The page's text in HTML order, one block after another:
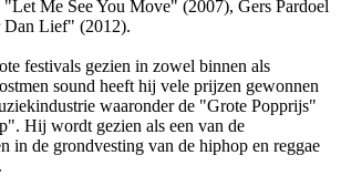
Me See You Move" (2007), Gers Pardoel
Lief" (2012).
festivals gezien in zowel binnen als
sound heeft hij vele prijzen gewonnen
waaronder de "Grote Popprijs"
Hij wordt gezien als een van de
in de grondvesting van de hiphop en reggae